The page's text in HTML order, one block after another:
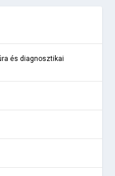
és diagnosztikai